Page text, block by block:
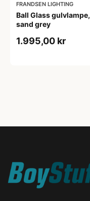
FRANDSEN LIGHTING
Ball Glass gulvlampe,
sand grey
1.995,00 kr